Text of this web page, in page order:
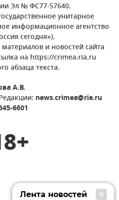
Эл № ФС77-57640.
унитарное
информационное агентство
сегодня»).
и новостей сайта
на https://crimea.ria.ru
абзаца текста.
А.В.
news.crimea@ria.ru
6601
Лента новостей 0